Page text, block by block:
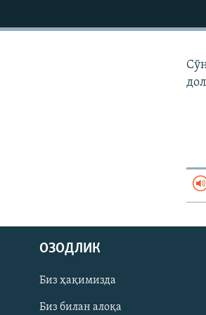
На русском
ИЖТИМОИЙ ТАРМОҚЛАР
ОЗОДЛИК
Биз ҳақимизда
Биз билан алоқа